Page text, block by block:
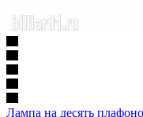
Лампа на десять